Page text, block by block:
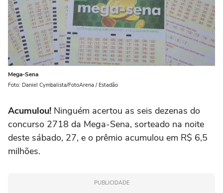
Mega-Sena
Foto: Daniel Cymbalista/FotoArena / Estadão
Acumulou! Ninguém acertou as seis dezenas do
concurso 2718 da Mega-Sena, sorteado na noite
deste sábado, 27, e o prêmio acumulou em R$ 6,5
milhões.
PUBLICIDADE